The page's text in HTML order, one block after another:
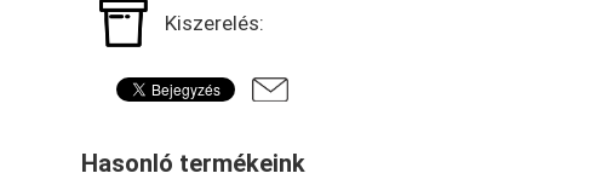
Kiszerelés:
Hasonló termékeink